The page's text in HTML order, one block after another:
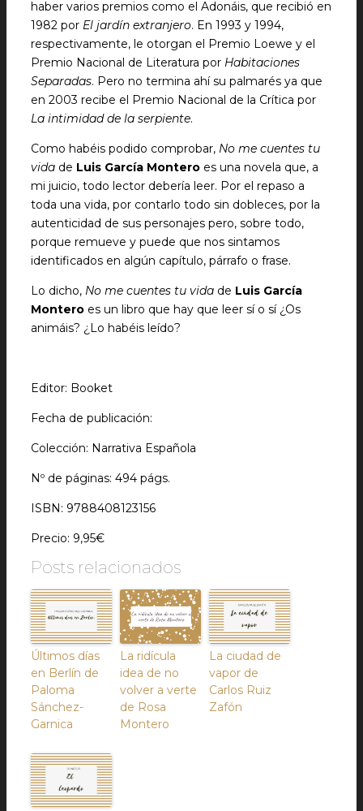
haber varios premios como el Adonáis, que recibió en
1982 por El jardín extranjero. En 1993 y 1994,
respectivamente, le otorgan el Premio Loewe y el
Premio Nacional de Literatura por Habitaciones
Separadas. Pero no termina ahí su palmarés ya que
en 2003 recibe el Premio Nacional de la Crítica por
La intimidad de la serpiente.
Como habéis podido comprobar, No me cuentes tu
vida de Luis García Montero es una novela que, a
mi juicio, todo lector debería leer. Por el repaso a
toda una vida, por contarlo todo sin dobleces, por la
autenticidad de sus personajes pero, sobre todo,
porque remueve y puede que nos sintamos
identificados en algún capítulo, párrafo o frase.
Lo dicho, No me cuentes tu vida de Luis García
Montero es un libro que hay que leer sí o sí ¿Os
animáis? ¿Lo habéis leído?
Editor: Booket
Fecha de publicación:
Colección: Narrativa Española
Nº de páginas: 494 págs.
ISBN: 9788408123156
Precio: 9,95€
Posts relacionados
Últimos días
en Berlín de
Paloma
Sánchez-
Garnica
La ridícula
idea de no
volver a verte
de Rosa
Montero
La ciudad de
vapor de
Carlos Ruiz
Zafón